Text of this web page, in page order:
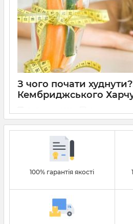
З чого почати
Кембриджського
Багато задають це питання, тому
продовжити ще складніше ;)
100% гарантія якості